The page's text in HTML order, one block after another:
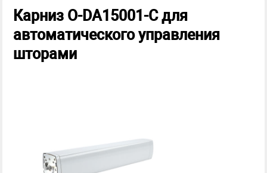
Карниз O-DA15001-C для
автоматического управления
шторами